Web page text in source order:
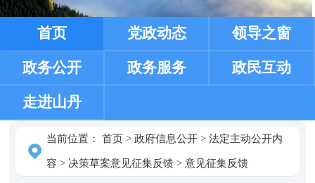
首页 党政动态 领导之窗
政务公开 政务服务 政民互动
走进山丹
当前位置： 首页> 政府信息公开> 法定主动公开内
容 > 决策草案意见征集反馈> 意见征集反馈